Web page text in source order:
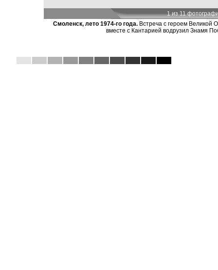
1 из 11
Смоленск, лето 1974-го года. Встреча с героем Великой
вместе с Кантарией водрузил Знамя